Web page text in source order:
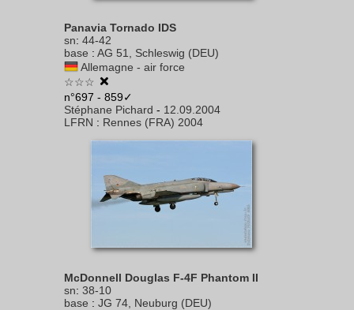
Panavia Tornado IDS
sn: 44-42
base : AG 51, Schleswig (DEU)
Allemagne - air force
☆☆☆
n°697 - 859✓
Stéphane Pichard - 12.09.2004
LFRN : Rennes (FRA) 2004
McDonnell Douglas F-4F Phantom II
sn: 38-10
base : JG 74, Neuburg (DEU)